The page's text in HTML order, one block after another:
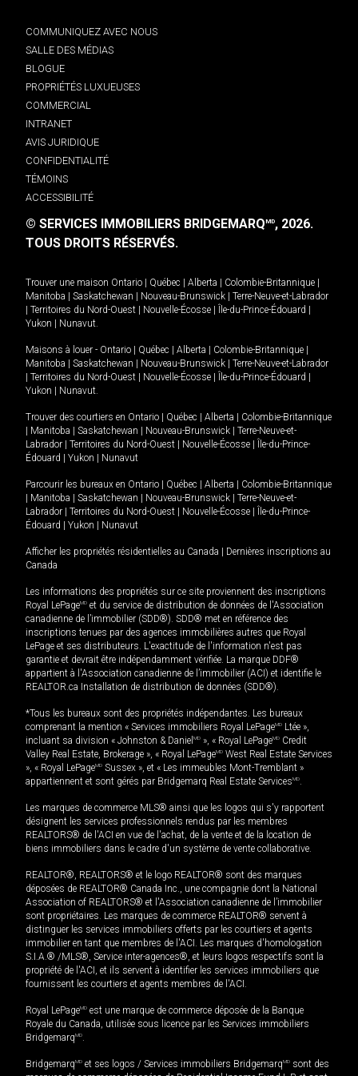
COMMUNIQUEZ AVEC NOUS
SALLE DES MÉDIAS
BLOGUE
PROPRIÉTÉS LUXUEUSES
COMMERCIAL
INTRANET
AVIS JURIDIQUE
CONFIDENTIALITÉ
TÉMOINS
ACCESSIBILITÉ
© SERVICES IMMOBILIERS BRIDGEMARQMD, 2026.
TOUS DROITS RÉSERVÉS.
Trouver une maison Ontario Québec Alberta Colombie-Britannique
Manitoba
Saskatchewan Nouveau-Brunswick
Terre-Neuve-et-Labrador
Territoires du Nord-Ouest Nouvelle-Écosse Île-du-Prince-Édouard
Yukon
Nunavut.
Maisons à louer - Ontario Québec Alberta Colombie-Britannique
Manitoba
Saskatchewan Nouveau-Brunswick
Terre-Neuve-et-Labrador
Territoires du Nord-Ouest Nouvelle-Écosse Île-du-Prince-Édouard
Yukon
Nunavut.
Trouver des courtiers en Ontario Québec Alberta
Colombie-Britannique
Manitoba Saskatchewan Nouveau-Brunswick
Terre-Neuve-et-
Labrador
Territoires du Nord-Ouest Nouvelle-Écosse
Île-du-Prince-
Édouard
Yukon Nunavut
Parcourir les bureaux en Ontario Québec Alberta
Colombie-Britannique
Manitoba Saskatchewan Nouveau-Brunswick
Terre-Neuve-et-
Labrador
Territoires du Nord-Ouest Nouvelle-Écosse
Île-du-Prince-
Édouard
Yukon Nunavut
Afficher les propriétés résidentielles au Canada
Dernières inscriptions au
Canada
Les informations des propriétés sur ce site proviennent des inscriptions
Royal LePageMD et du service de distribution de données de l'Association
canadienne de l’immobilier (SDD®). SDD® met en référence des
inscriptions tenues par des agences immobilières autres que Royal
LePage et ses distributeurs. L'exactitude de l'information n'est pas
garantie et devrait être indépendamment vérifiée. La marque DDF®
appartient à l'Association canadienne de l’immobilier (ACI) et identifie le
REALTOR.ca Installation de distribution de données (SDD®).
*Tous les bureaux sont des propriétés indépendantes. Les bureaux
comprenant la mention « Services immobiliers Royal LePageMD Ltée »,
incluant sa division « Johnston & Daniel MD », « Royal LePageMD Credit
Valley Real Estate, Brokerage », « Royal LePageMD West Real Estate Services
», « Royal LePageMD Sussex », et « Les immeubles Mont-Tremblant »
appartiennent et sont gérés par Bridgemarq Real Estate ServicesMD.
Les marques de commerce MLS® ainsi que les logos qui s'y rapportent
désignent les services professionnels rendus par les membres
REALTORS® de l'ACI en vue de l'achat, de la vente et de la location de
biens immobiliers dans le cadre d'un système de vente collaborative.
REALTOR®, REALTORS® et le logo REALTOR® sont des marques
déposées de REALTOR® Canada Inc., une compagnie dont la National
Association of REALTORS® et l'Association canadienne de l’immobilier
sont propriétaires. Les marques de commerce REALTOR® servent à
distinguer les services immobiliers offerts par les courtiers et agents
immobilier en tant que membres de l'ACI. Les marques d'homologation
S.I.A.® /MLS®, Service inter-agences®, et leurs logos respectifs sont la
propriété de l'ACI, et ils servent à identifier les services immobiliers que
fournissent les courtiers et agents membres de l'ACI.
Royal LePageMD est une marque de commerce déposée de la Banque
Royale du Canada, utilisée sous licence par les Services immobiliers
BridgemarqMD.
BridgemarqMD et ses logos / Services immobiliers BridgemarqMD sont des